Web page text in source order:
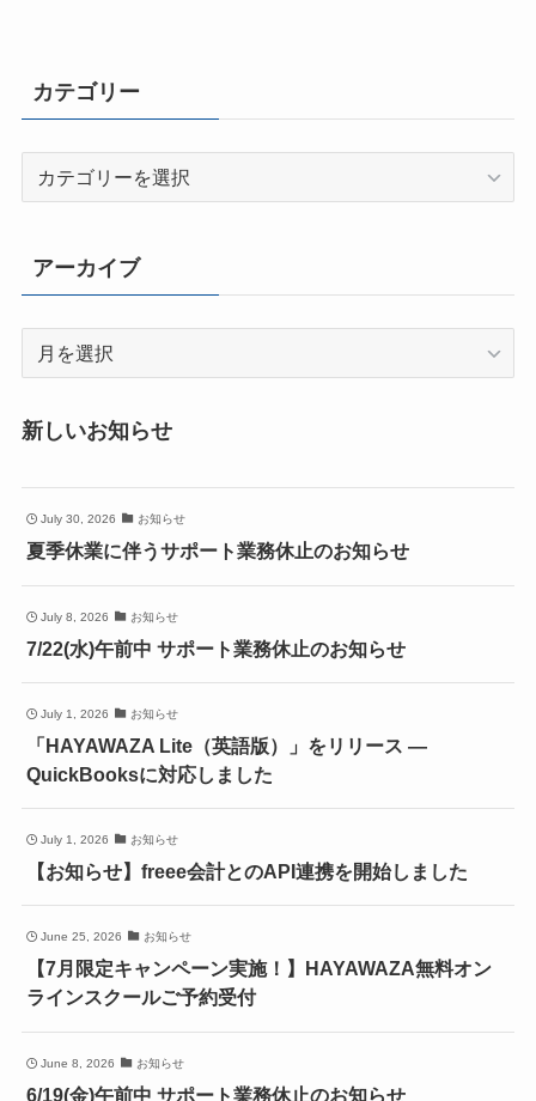
カテゴリー
ー
アーカイブ
イ
新しいお知らせ
July 30, 2026 お知らせ
夏季休業に伴うサポート業務休止のお知らせ
July 8, 2026 お知らせ
7/22(水)午前中 サポート業務休止のお知らせ
July 1, 2026 お知らせ
「HAYAWAZA Lite（英語版）」をリリース ―
QuickBooksに対応しました
July 1, 2026 お知らせ
【お知らせ】freee会計とのAPI連携を開始しました
June 25, 2026 お知らせ
【7月限定キャンペーン実施！】HAYAWAZA無料オン
ラインスクールご予約受付
June 8, 2026 お知らせ
6/19(金)午前中 サポート業務休止のお知らせ